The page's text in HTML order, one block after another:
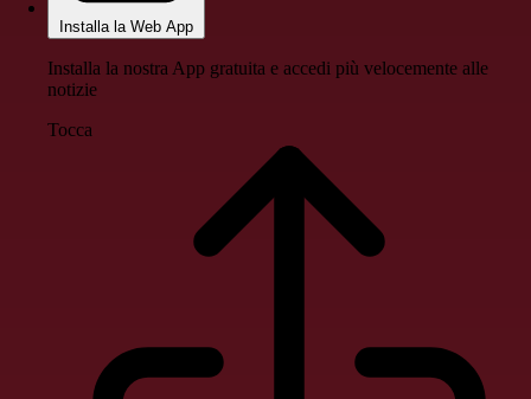
Installa la Web App
Installa la nostra App gratuita e accedi più velocemente alle
notizie
Tocca